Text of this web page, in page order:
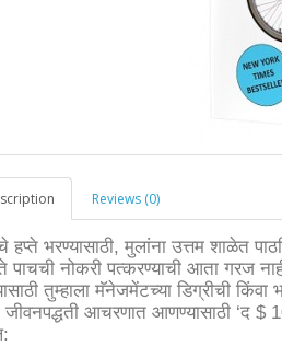
Reviews (0)
हप्ते भरण्यासाठी, मुलांना उत्तम शाळेत
नोकरी पत्करण्याची आता गरज
तुम्हाला मॅनेजमेंटच्या डिग्रीची
जीवनपद्धती आचरणात आणण्यासाठी ‘द $